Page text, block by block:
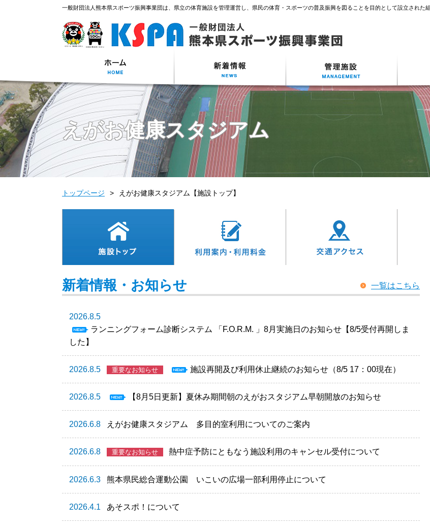
一般財団法人熊本県スポーツ振興事業団は、県立の体育施設を管理運営し、県民の体育・スポーツの普及振興を図ることを目的として設立された組
えがお健康スタジアム
トップページ えがお健康スタジアム【施設トップ】
新着情報・お知らせ 一覧はこちら
2026.8.5
ランニングフォーム診断システム 「F.O.R.M. 」8月実施日のお知らせ【8/5受付再開しま
した】
2026.8.5 重要なお知らせ 施設再開及び利用休止継続のお知らせ（8/5 17：00現在）
2026.8.5 【8月5日更新】夏休み期間朝のえがおスタジアム早朝開放のお知らせ
2026.6.8 えがお健康スタジアム 多目的室利用についてのご案内
2026.6.8 重要なお知らせ 熱中症予防にともなう施設利用のキャンセル受付について
2026.6.3 熊本県民総合運動公園 いこいの広場一部利用停止について
2026.4.1 あそスポ！について